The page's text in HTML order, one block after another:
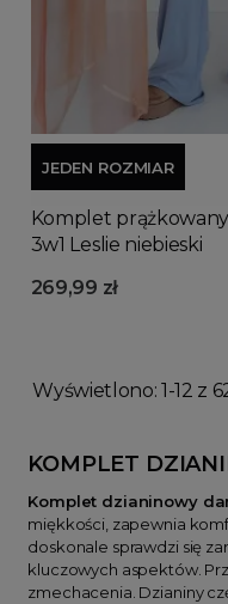
JEDEN ROZMIAR
Komplet
3w1 Leslie niebieski
269,99 zł
Wyświetlono: 1-12 z
KOMPLET
Komplet dzianinowy
miękkości, zapewnia
doskonale sprawdzi się
kluczowych aspektów.
zmechacenia. Dzianiny